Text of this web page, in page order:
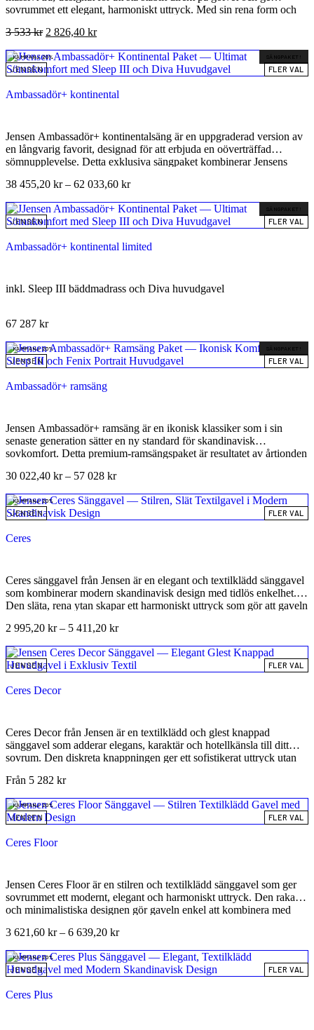
sovrummet ett elegant, harmoniskt uttryck. Med sin rena form och
sängar och övriga tillbehör. Detta sängbord är ett funktionellt och
stilrent tillval för dig som vill skapa ett mer genomtänkt och praktiskt
sovrum – med samma kvalitetskänsla som Jensens sängar är kända
för.
3 533kr 2 826,40 kr
KAMPANJ 20% SÄNGPAKET!
JENSEN FLER VAL
Ambassadör+ kontinental
Jensen Ambassadör+ kontinentalsäng är en uppgraderad version av
en långvarig favorit, designad för att erbjuda en oöverträffad
sömnupplevelse. Detta exklusiva sängpaket kombinerar Jensens
skandinavisk design. Paketet inkluderar den populära Ambassadör+
modellen, en premium Sleep III bäddmadrass och en elegant Diva
huvudgavel, vilket skapar en komplett lösning för dig som söker det
allra bästa inom komfort och ergonomi. Med sin unika uppbyggnad
i din hälsa och ditt välbefinnande, garanterande en djupare och mer
38 455,20 kr – 62 033,60 kr
SÄNGPAKET!
JENSEN FLER VAL
Ambassadör+ kontinental limited
inkl. Sleep III bäddmadrass och Diva huvudgavel
67 287 kr
KAMPANJ 20% SÄNGPAKET!
JENSEN FLER VAL
Ambassadör+ ramsäng
Jensen Ambassadör+ ramsäng är en ikonisk klassiker som i sin
senaste generation sätter en ny standard för skandinavisk
sovkomfort. Detta premium-ramsängspaket är resultatet av årtionden
oöverträffad sömnupplevelse natt efter natt. Genom att kombinera
tidlös estetik med avancerad sömntypsteknologi är Ambassadör+ det
självklara valet för den medvetna kunden som värdesätter både hälsa
och stil. Paketet inkluderar den populära Ambassadör+ ramsängen,
huvudgavel.
30 022,40 kr – 57 028 kr
KAMPANJ 20%
JENSEN FLER VAL
Ceres
Ceres sänggavel från Jensen är en elegant och textilklädd sänggavel
som kombinerar modern skandinavisk design med tidlös enkelhet.
Den släta, rena ytan skapar ett harmoniskt uttryck som gör att gaveln
miljö där du vill få en lugn och omsorgsfull inramning av sängen.
Ceres är framtagen för dig som uppskattar mjuka textiler, stram
estetik och en gavel som lyfter helhetskänslan i rummet – utan att ta
över. Med sin höjd på 95 cm och ett gediget djup på 7,5 cm ger
direkt på sängramen, placeras fristående på golvet eller kompletteras
hotellkänsla och harmonisk elegans i ditt sovrum.
2 995,20 kr – 5 411,20 kr
JENSEN FLER VAL
Ceres Decor
Ceres Decor från Jensen är en textilklädd och glest knappad
sänggavel som adderar elegans, karaktär och hotellkänsla till ditt
sovrum. Den diskreta knappningen ger ett sofistikerat uttryck utan
inbjudande inramning av sängen. Denna kvalitetsgavel är ett
långsiktigt och hållbart val som kompletterar både moderna och
klassiska sovrum, tack vare Jensens välkända hantverk och noggrant
utvalda material.
Från 5 282 kr
KAMPANJ 20%
JENSEN FLER VAL
Ceres Floor
Jensen Ceres Floor är en stilren och textilklädd sänggavel som ger
sovrummet ett modernt, elegant och harmoniskt uttryck. Den raka
och minimalistiska designen gör gaveln enkel att kombinera med
inbjudande och ombonat sovrum utan att kompromissa med stil.
Med sitt tidlösa formspråk är Ceres Floor ett hållbart val som lyfter
hela rummets estetik.
3 621,60 kr – 6 639,20 kr
KAMPANJ 20%
JENSEN FLER VAL
Ceres Plus